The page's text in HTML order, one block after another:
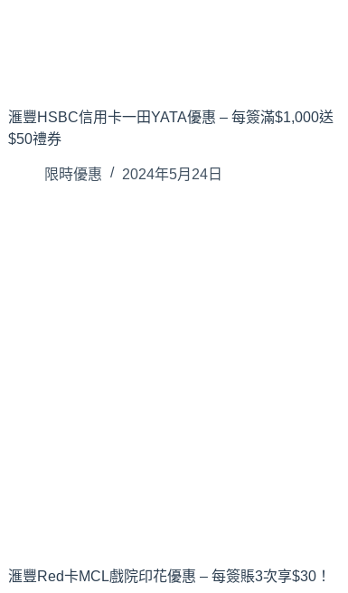
滙豐HSBC信用卡一田YATA優惠 – 每簽滿$1,000送
$50禮券
限時優惠 2024年5月24日
滙豐Red卡MCL戲院印花優惠 – 每簽賬3次享$30！